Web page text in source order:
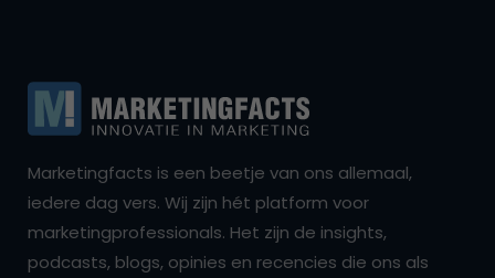
Marketingfacts is een beetje van ons allemaal,
iedere dag vers. Wij zijn hét platform voor
marketingprofessionals. Het zijn de insights,
podcasts, blogs, opinies en recencies die ons als